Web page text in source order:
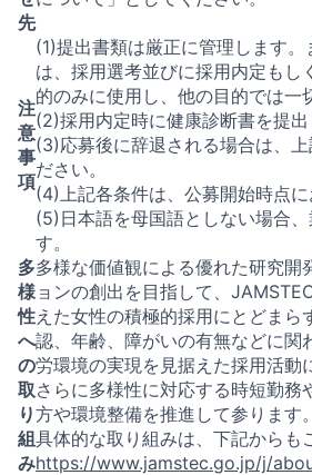
先
注
意
事
項
(1)提出書類は厳正に管理します
は、採用選考並びに採用内定もし
的のみに使用し、他の目的では一
(2)採用内定時に健康診断書を提出
(3)応募後に辞退される場合は、
ださい。
(4)上記各条件は、公募開始時点に
(5)日本語を母国語としない場合
す。
多
様
性
へ
の
取
り
組
み
多様な価値観による優れた研究開
ョンの創出を目指して、
えた女性の積極的採用にとどま
認、年齢、障がいの有無などに関
労環境の実現を見据えた採用活動
さらに多様性に対応する時短勤
方や環境整備を推進して参ります。
具体的な取り組みは、下記からも
https://www.jamstec.go.jp/j/